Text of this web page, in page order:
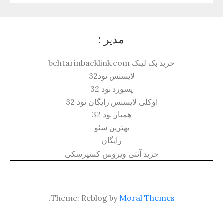
مدیر :
خرید بک لینک behtarinbacklink.com
لایسنس نود32
پسورد نود 32
اوکلی لایسنس رایگان نود 32
همیار نود 32
بهترین سئو
رایگان
خرید آنتی ویروس کسپرسکی
Theme: Reblog byMoral Themes
.